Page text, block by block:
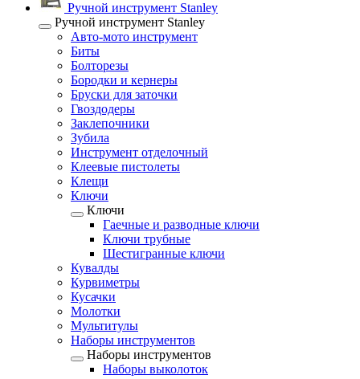
Ручной инструмент Stanley
Ручной инструмент Stanley
Авто-мото инструмент
Биты
Болторезы
Бородки и кернеры
Бруски для заточки
Гвоздодеры
Заклепочники
Зубила
Инструмент отделочный
Клеевые пистолеты
Клещи
Ключи
Ключи
Гаечные и разводные ключи
Ключи трубные
Шестигранные ключи
Кувалды
Курвиметры
Кусачки
Молотки
Мультитулы
Наборы инструментов
Наборы инструментов
Наборы выколоток